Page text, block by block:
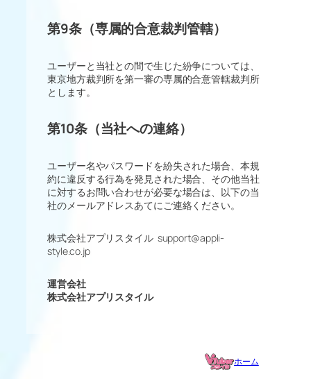
第9条（専属的合意裁判管轄）
ユーザーと当社との間で生じた紛争については、
東京地方裁判所を第一審の専属的合意管轄裁判所
とします。
第10条（当社への連絡）
ユーザー名やパスワードを紛失された場合、本規
約に違反する行為を発見された場合、その他当社
に対するお問い合わせが必要な場合は、以下の当
社のメールアドレスあてにご連絡ください。
株式会社アプリスタイル support@appli-
style.co.jp
運営会社
株式会社アプリスタイル
ホーム